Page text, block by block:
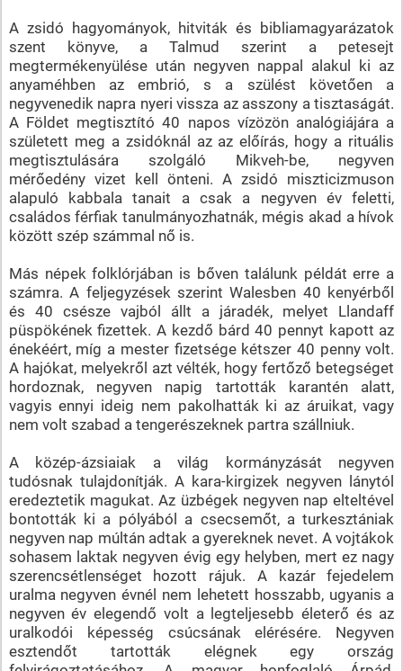
A zsidó hagyományok, hitviták és bibliamagyarázatok
szent könyve, a Talmud szerint a petesejt
megtermékenyülése után negyven nappal alakul ki az
anyaméhben az embrió, s a szülést követően a
negyvenedik napra nyeri vissza az asszony a tisztaságát.
A Földet megtisztító 40 napos vízözön analógiájára a
született meg a zsidóknál az az előírás, hogy a rituális
megtisztulására szolgáló Mikveh-be, negyven
mérőedény vizet kell önteni. A zsidó miszticizmuson
alapuló kabbala tanait a csak a negyven év feletti,
családos férfiak tanulmányozhatnák, mégis akad a hívok
között szép számmal nő is.
Más népek folklórjában is bőven találunk példát erre a
számra. A feljegyzések szerint Walesben 40 kenyérből
és 40 csésze vajból állt a járadék, melyet Llandaff
püspökének fizettek. A kezdő bárd 40 pennyt kapott az
énekéért, míg a mester fizetsége kétszer 40 penny volt.
A hajókat, melyekről azt vélték, hogy fertőző betegséget
hordoznak, negyven napig tartották karantén alatt,
vagyis ennyi ideig nem pakolhatták ki az áruikat, vagy
nem volt szabad a tengerészeknek partra szállniuk.
A közép-ázsiaiak a világ kormányzását negyven
tudósnak tulajdonítják. A kara-kirgizek negyven lánytól
eredeztetik magukat. Az üzbégek negyven nap elteltével
bontották ki a pólyából a csecsemőt, a turkesztániak
negyven nap múltán adtak a gyereknek nevet. A vojtákok
sohasem laktak negyven évig egy helyben, mert ez nagy
szerencsétlenséget hozott rájuk. A kazár fejedelem
uralma negyven évnél nem lehetett hosszabb, ugyanis a
negyven év elegendő volt a legteljesebb életerő és az
uralkodói képesség csúcsának elérésére. Negyven
esztendőt tartották elégnek egy ország